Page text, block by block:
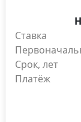
Ставка
Срок, лет
Платёж